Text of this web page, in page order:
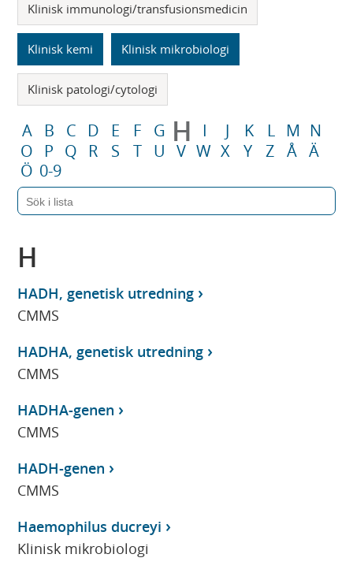
Klinisk immunologi/transfusionsmedicin
Klinisk kemi Klinisk mikrobiologi
Klinisk patologi/cytologi
A B C D E F G H I J K L M N
O
P Q R S T U V W X Y Z Å Ä
Ö 0-9
H
HADH, genetisk utredning
CMMS
HADHA, genetisk utredning
CMMS
HADHA-genen
CMMS
HADH-genen
CMMS
Haemophilus ducreyi
Klinisk mikrobiologi